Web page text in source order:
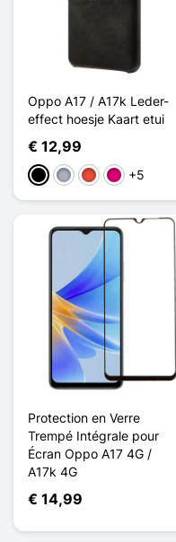
Oppo A17 / A17k Leder-
effect hoesje Kaart etui
€ 12,99
ZwartGrijsRoodMagenta
+5
Protection en Verre
Trempé Intégrale pour
Écran Oppo A17 4G /
A17k 4G
€ 14,99